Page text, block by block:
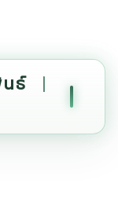
ธ์
|